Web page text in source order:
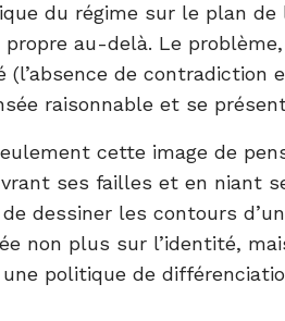
du régime sur le plan
au-delà. Le
de contradiction
raisonnable et se
cette image de
ses failles et en niant
dessiner les contours
non plus sur l’identité,
politique de